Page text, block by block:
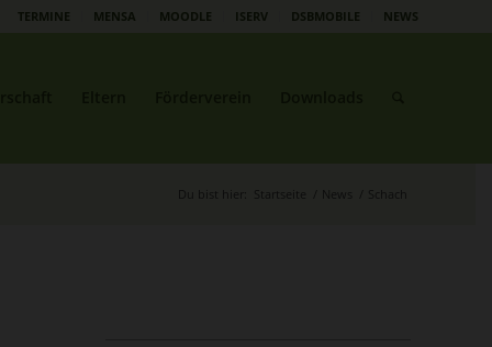
TERMINE MENSA MOODLE ISERV DSBMOBILE NEWS
Du bist hier: Startseite News Schach